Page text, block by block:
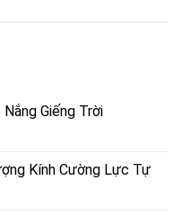
Nắng Giếng Trời
Kính Cường Lực Tự